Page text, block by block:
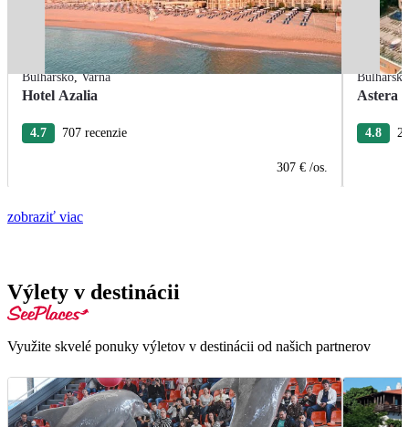
Bulharsko,Varna
Hotel Azalia
4.7 707 recenzie
307 € /os.
Bulharsko
Astera
4.8
zobraziť viac
Výlety v destinácii
Využite skvelé ponuky výletov v destinácii od našich partnerov